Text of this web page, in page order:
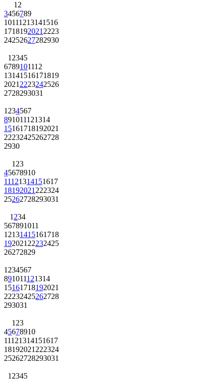
1 2
3456789
10111213141516
1718192021 2223
24252627282930
1 2345
6789101112
13141516171819
2021 2223242526
2728293031
1 234567
891011121314
15161718192021
22232425262728
2930
1 23
45678910
11121314151617
18192021 222324
25262728293031
1 234
567891011
12131415161718
192021 22232425
26272829
1 234567
891011121314
15161718192021
22232425262728
293031
1 23
45678910
11121314151617
18192021 222324
25262728293031
1 2345